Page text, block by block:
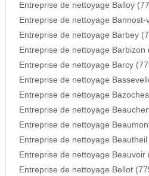
Entreprise de nettoyage Balloy
Entreprise de nettoyage
Entreprise de nettoyage Barbey
Entreprise de nettoyage Barbizon
Entreprise de nettoyage Barcy
Entreprise de nettoyage
Entreprise de nettoyage
Entreprise de nettoyage
Entreprise de nettoyage
Entreprise de nettoyage
Entreprise de nettoyage Beauvoir
Entreprise de nettoyage Bellot